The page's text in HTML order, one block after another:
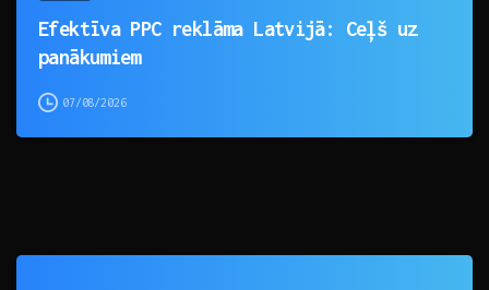
Efektīva PPC reklāma Latvijā: Ceļš uz
panākumiem
07/08/2026